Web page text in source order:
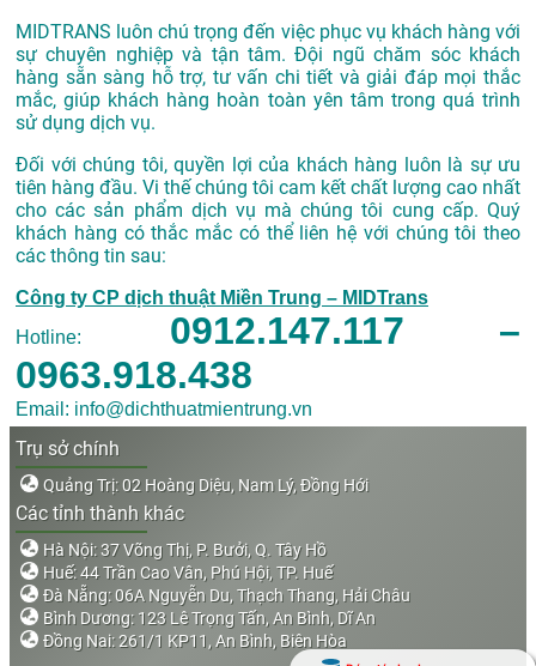
MIDTRANS luôn chú trọng đến việc phục vụ khách hàng với
sự chuyên nghiệp và tận tâm. Đội ngũ chăm sóc khách
hàng sẵn sàng hỗ trợ, tư vấn chi tiết và giải đáp mọi thắc
mắc, giúp khách hàng hoàn toàn yên tâm trong quá trình
sử dụng dịch vụ.
Đối với chúng tôi, quyền lợi của khách hàng luôn là sự ưu
tiên hàng đầu. Vi thế chúng tôi cam kết chất lượng cao nhất
cho các sản phẩm dịch vụ mà chúng tôi cung cấp. Quý
khách hàng có thắc mắc có thể liên hệ với chúng tôi theo
các thông tin sau:
Công ty CP dịch thuật Miền Trung – MIDTrans
Hotline: 0912.147.117 –
0963.918.438
Email: info@dichthuatmientrung.vn
Trụ sở chính
Quảng Trị: 02 Hoàng Diệu, Nam Lý, Đồng Hới
Các tỉnh thành khác
Hà Nội: 37 Võng Thị, P. Bưởi, Q. Tây Hồ
Huế: 44 Trần Cao Vân, Phú Hội, TP. Huế
Đà Nẵng: 06A Nguyễn Du, Thạch Thang, Hải Châu
Bình Dương: 123 Lê Trọng Tấn, An Bình, Dĩ An
Đồng Nai: 261/1 KP11, An Bình, Biên Hòa